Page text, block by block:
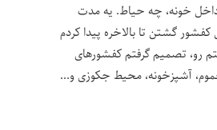
خونه، چه حیاط. یه مدت
کفشور گشتن تا بالاخره پیدا کردم
رو، تصمیم گرفتم کفشورهای
آشپزخونه، محیط جکوزی و